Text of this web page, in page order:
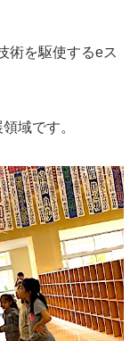
術を駆使するeス
域です。